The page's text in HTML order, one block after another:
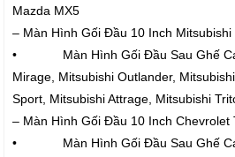
Mazda MX5
– Màn Hình Gối Đầu 10 Inch Mitsubishi
• Màn Hình Gối Đầu Sau Ghế Các
Mirage, Mitsubishi Outlander,
Sport, Mitsubishi Attrage, Mitsubishi
– Màn Hình Gối Đầu 10 Inch Chevrolet
• Màn Hình Gối Đầu Sau Ghế Các